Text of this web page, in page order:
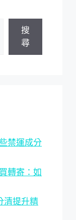
搜
尋
禁運成分
轉寄：如
清提升精